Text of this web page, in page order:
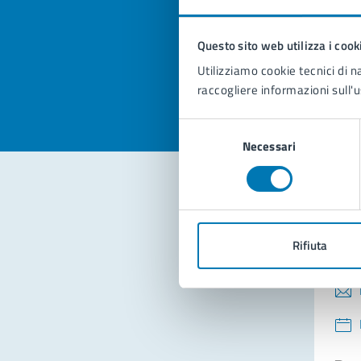
Questo sito web utilizza i
Utilizziamo cookie tecnici di
raccogliere informazioni
del
Necessari
Rifiuta
Valuta la